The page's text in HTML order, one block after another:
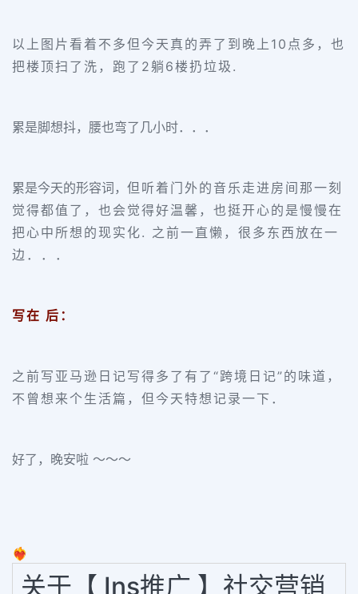
以上图片看着不多但今天真的弄了到晚上10点多，也
把楼顶扫了洗，跑了2躺6楼扔垃圾.
累是脚想抖，腰也弯了几小时．．．
累是今天的形容词， 但听着门外的音乐走进房间那一刻
觉得都值了，也会觉得好温馨，也挺开心的是慢慢在
把心中所想的现实化. 之前一直懒，很多东西放在一
边．．．
写在 后：
之前写亚马逊日记写得多了有了“跨境日记”的味道，
不曾想 来个生活篇，但今天特想记录一下．
好了，晚安啦 ～～～
❤️‍🔥
关于【 Ins推广 】社交营销